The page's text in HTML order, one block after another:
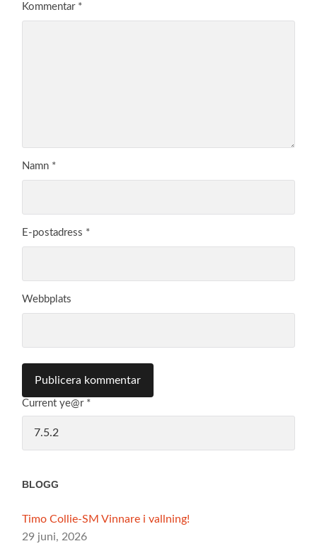
Kommentar *
Namn *
E-postadress *
Webbplats
Current ye@r *
BLOGG
Timo Collie-SM Vinnare i vallning!
29 juni, 2026